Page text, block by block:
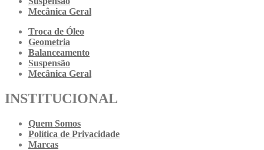
Mecânica Geral
Troca de Óleo
Geometria
Balanceamento
Suspensão
Mecânica Geral
INSTITUCIONAL
Quem Somos
Política de Privacidade
Marcas